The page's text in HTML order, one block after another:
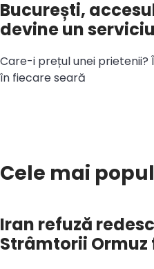
București,
devine un serviciu
Care-i prețul unei
în fiecare seară
Cele mai
Iran refuză
Strâmtorii Ormuz